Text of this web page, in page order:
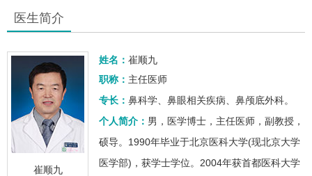
医生简介
崔顺九
姓名： 崔顺九
职称： 主任医师
专长： 鼻科学、鼻眼相关疾病、鼻颅底外科。
个人简介： 男，医学博士，主任医师，副教授，
硕导。1990年毕业于北京医科大学(现北京大学
医学部)，获学士学位。2004年获首都医科大学